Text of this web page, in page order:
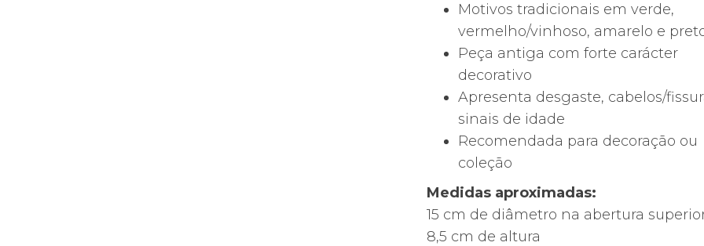
Motivos tradicionais em verde,
vermelho/vinhoso, amarelo e
Peça antiga com forte carácter
decorativo
Apresenta desgaste, cabelos/
sinais de idade
Recomendada para decoração ou
coleção
Medidas aproximadas:
15 cm de diâmetro na abertura
8,5 cm de altura